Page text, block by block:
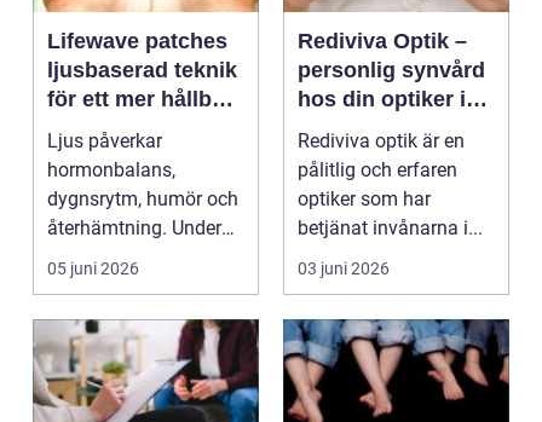
Lifewave patches
ljusbaserad teknik
för ett mer hållbart
välbefinnande
Ljus påverkar
hormonbalans,
dygnsrytm, humör och
återhämtning. Under
senare år har en ny typ
av prod...
05 juni 2026
Rediviva Optik –
personlig synvård
hos din optiker i
Uppsala
Rediviva optik är en
pålitlig och erfaren
optiker som har
betjänat invånarna i...
03 juni 2026